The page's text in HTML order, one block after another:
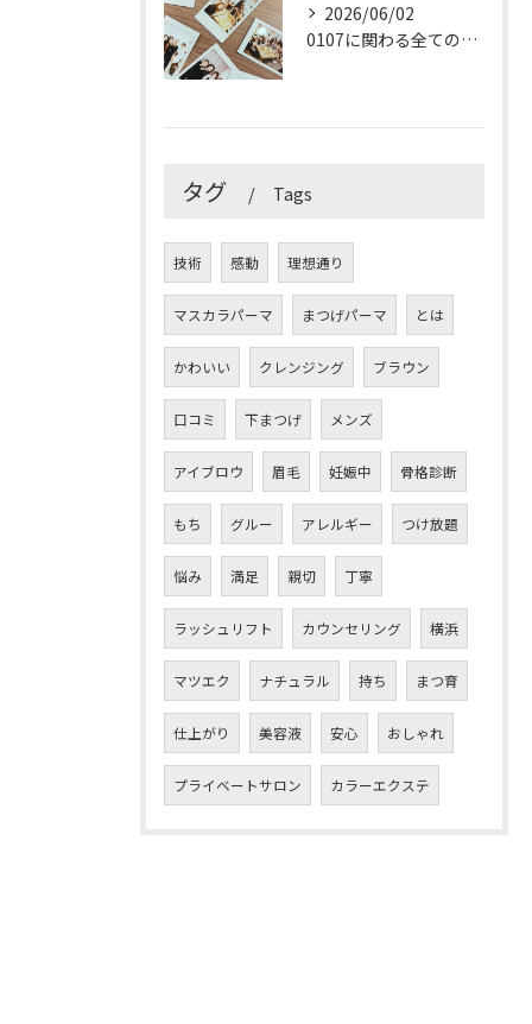
2026/06/02
0107に関わる全ての方へ、感謝を込めて。
タグ Tags
技術 感動 理想通り
マスカラパーマ まつげパーマ とは
かわいい クレンジング ブラウン
口コミ 下まつげ メンズ
アイブロウ 眉毛 妊娠中 骨格診断
もち グルー アレルギー つけ放題
悩み 満足 親切 丁寧
ラッシュリフト カウンセリング 横浜
マツエク ナチュラル 持ち まつ育
仕上がり 美容液 安心 おしゃれ
プライベートサロン カラーエクステ